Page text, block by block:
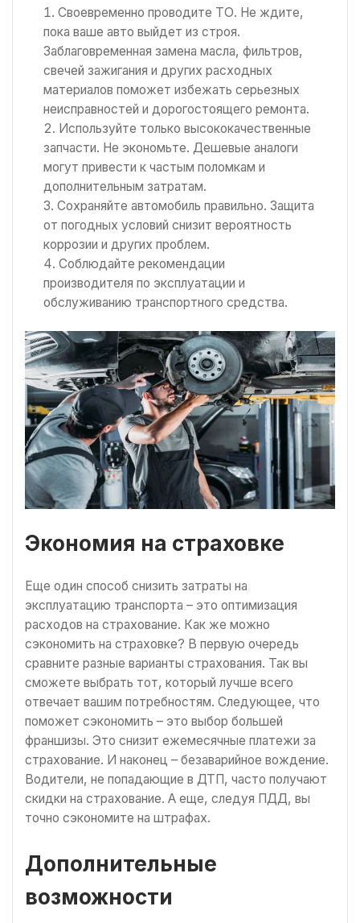
Своевременно проводите ТО. Не ждите,
пока ваше авто выйдет из строя.
Заблаговременная замена масла, фильтров,
свечей зажигания и других расходных
материалов поможет избежать серьезных
неисправностей и дорогостоящего ремонта.
Используйте только высококачественные
запчасти. Не экономьте. Дешевые аналоги
могут привести к частым поломкам и
дополнительным затратам.
Сохраняйте автомобиль правильно. Защита
от погодных условий снизит вероятность
коррозии и других проблем.
Соблюдайте рекомендации
производителя по эксплуатации и
обслуживанию транспортного средства.
Экономия на страховке
Еще один способ снизить затраты на
эксплуатацию транспорта – это оптимизация
расходов на страхование. Как же можно
сэкономить на страховке? В первую очередь
сравните разные варианты страхования. Так вы
сможете выбрать тот, который лучше всего
отвечает вашим потребностям. Следующее, что
поможет сэкономить – это выбор большей
франшизы. Это снизит ежемесячные платежи за
страхование. И наконец – безаварийное вождение.
Водители, не попадающие в ДТП, часто получают
скидки на страхование. А еще, следуя ПДД, вы
точно сэкономите на штрафах.
Дополнительные
возможности